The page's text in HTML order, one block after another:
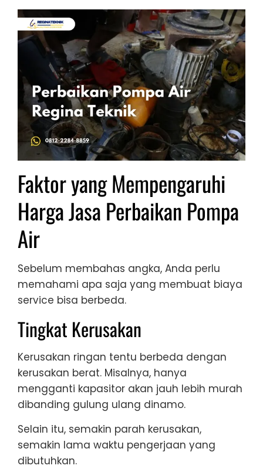
Faktor yang Mempengaruhi
Harga Jasa Perbaikan Pompa
Air
Sebelum membahas angka, Anda perlu
memahami apa saja yang membuat biaya
service bisa berbeda.
Tingkat Kerusakan
Kerusakan ringan tentu berbeda dengan
kerusakan berat. Misalnya, hanya
mengganti kapasitor akan jauh lebih murah
dibanding gulung ulang dinamo.
Selain itu, semakin parah kerusakan,
semakin lama waktu pengerjaan yang
dibutuhkan.